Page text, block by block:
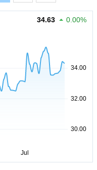
34.63 0.00%